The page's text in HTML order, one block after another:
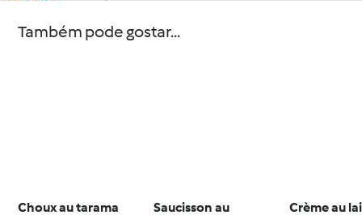
Também pode gostar...
Choux au tarama Saucisson au Crème au